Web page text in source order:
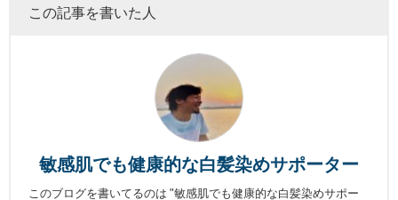
この記事を書いた人
敏感肌でも健康的な白髪染めサポーター
このブログを書いてるのは "敏感肌でも健康的な白髪染めサポー